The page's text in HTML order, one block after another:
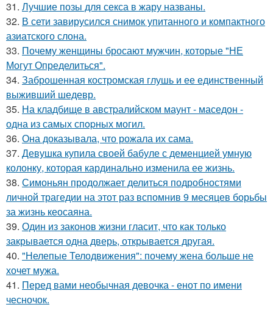
31. Лучшие позы для секса в жару названы.
32. В сети завирусился снимок упитанного и компактного
азиатского слона.
33. Почему женщины бросают мужчин, которые "НЕ
Могут Определиться".
34. Заброшенная костромская глушь и ее единственный
выживший шедевр.
35. На кладбище в австpалийском маунт - маседон -
одна из самых спopных могил.
36. Она доказывала, что рожала их сама.
37. Девушка купила своей бабуле с деменцией умную
колонку, которая кардинально изменила ее жизнь.
38. Симоньян продолжает делиться подробностями
личной трагедии на этот раз вспомнив 9 месяцев борьбы
за жизнь кеосаяна.
39. Один из законов жизни гласит, что как только
закрывается одна дверь, открывается другая.
40. "Нелепые Телодвижения": почему жена больше не
хочет мужа.
41. Перед вами необычная девочка - енот по имени
чесночок.